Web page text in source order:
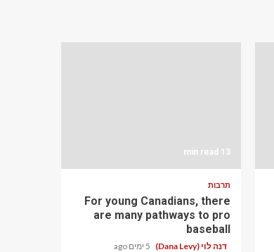
13 min read
תרבות
For young Canadians, there
are many pathways to pro
baseball
דנה לוי (Dana Levy) 5 ימים ago